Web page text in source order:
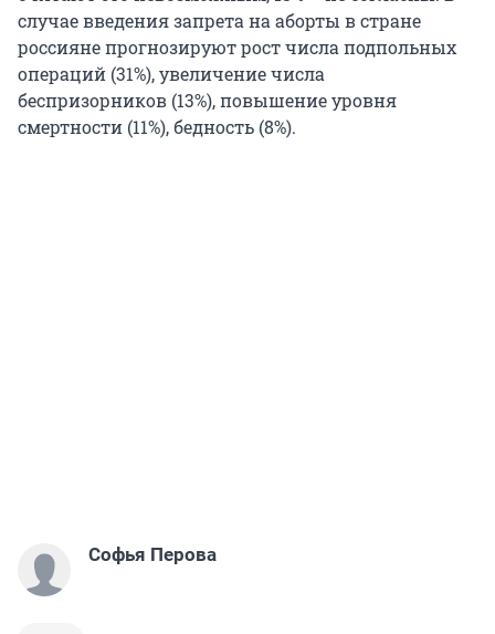
случае введения запрета на аборты в стране
россияне прогнозируют рост числа подпольных
операций (31%), увеличение числа
беспризорников (13%), повышение уровня
смертности (11%), бедность (8%).
Софья Перова